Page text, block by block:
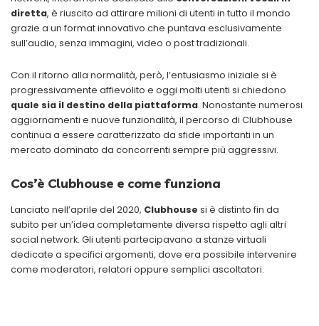
diretta, è riuscito ad attirare milioni di utenti in tutto il mondo
grazie a un format innovativo che puntava esclusivamente
sull’audio, senza immagini, video o post tradizionali.
Con il ritorno alla normalità, però, l’entusiasmo iniziale si è
progressivamente affievolito e oggi molti utenti si chiedono
quale sia il destino della piattaforma. Nonostante numerosi
aggiornamenti e nuove funzionalità, il percorso di Clubhouse
continua a essere caratterizzato da sfide importanti in un
mercato dominato da concorrenti sempre più aggressivi.
Cos’è Clubhouse e come funziona
Lanciato nell’aprile del 2020, Clubhouse si è distinto fin da
subito per un’idea completamente diversa rispetto agli altri
social network. Gli utenti partecipavano a stanze virtuali
dedicate a specifici argomenti, dove era possibile intervenire
come moderatori, relatori oppure semplici ascoltatori.